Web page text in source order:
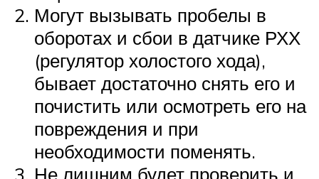
Могут вызывать пробелы в
оборотах и сбои в датчике РХХ
(регулятор холостого хода),
бывает достаточно снять его и
почистить или осмотреть его на
повреждения и при
необходимости поменять.
Не лишним будет проверить и